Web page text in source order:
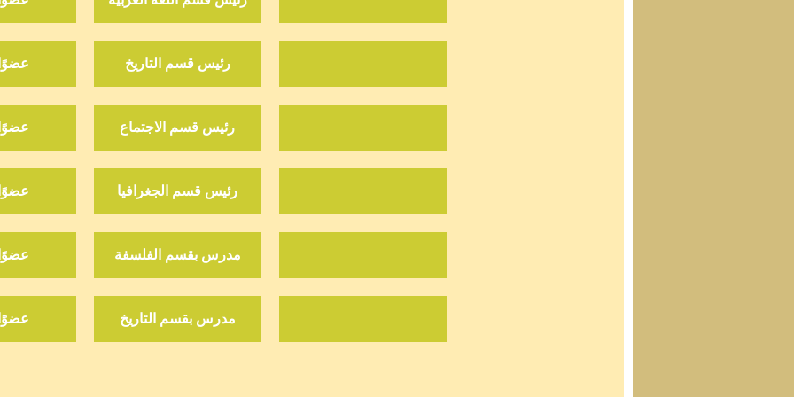
عضوًا رئيس قسم التاريخ
عضوًا رئيس قسم الاجتماع
عضوًا رئيس قسم الجغرافيا
عضوًا مدرس بقسم الفلسفة
عضوًا مدرس بقسم التاريخ